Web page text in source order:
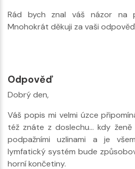
Rád bych znal váš názor na
Mnohokrát děkuji za vaši
Odpověď
Dobrý den,
Váš popis mi velmi úzce
též znáte z doslechu... kdy
podpažními uzlinami a je
lymfatický systém bude
horní končetiny.